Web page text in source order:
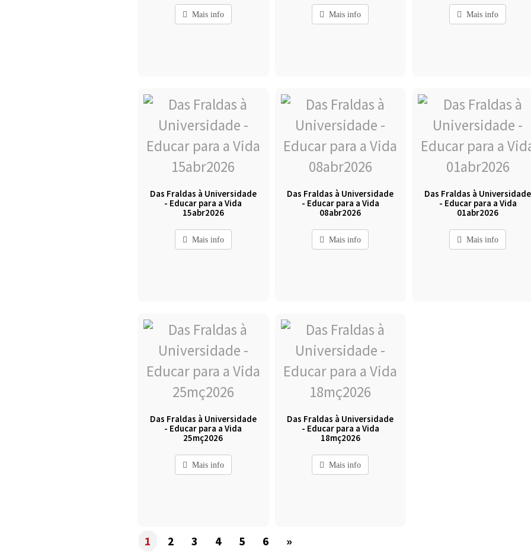
Mais info Mais info Mais info
Das Fraldas à Universidade
- Educar para a Vida
15abr2026
Mais info
Das Fraldas à Universidade
- Educar para a Vida
08abr2026
Mais info
Das Fraldas à Universidade
- Educar para a Vida
01abr2026
Mais info
Das Fraldas à Universidade
- Educar para a Vida
25mç2026
Mais info
Das Fraldas à Universidade
- Educar para a Vida
18mç2026
Mais info
1 2 3 4 5 6 »